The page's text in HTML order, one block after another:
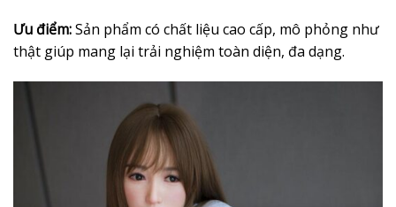
Ưu điểm:Sản phẩm có chất liệu cao cấp, mô phỏng như
thật giúp mang lại trải nghiệm toàn diện, đa dạng.